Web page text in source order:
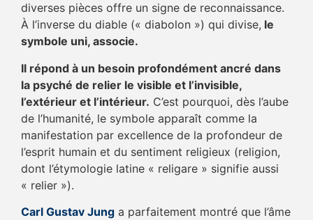
diverses pièces offre un signe de reconnaissance.
À l’inverse du diable (« diabolon ») qui divise, le
symbole uni, associe.
Il répond à un besoin profondément ancré dans
la psyché de relier le visible et l’invisible,
l’extérieur et l’intérieur. C’est pourquoi, dès l’aube
de l’humanité, le symbole apparaît comme la
manifestation par excellence de la profondeur de
l’esprit humain et du sentiment religieux (religion,
dont l’étymologie latine « religare » signifie aussi
« relier »).
Carl Gustav Jung a parfaitement montré que l’âme